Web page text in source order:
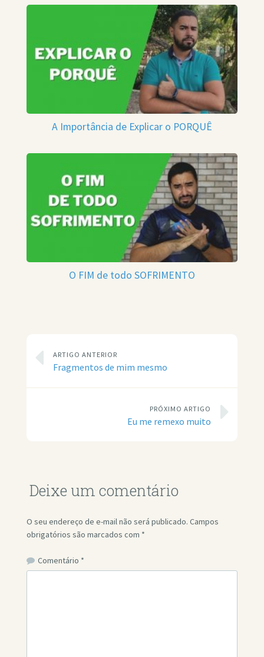
A Importância de Explicar o PORQUÊ
O FIM de todo SOFRIMENTO
ARTIGO ANTERIOR
Fragmentos de mim mesmo
PRÓXIMO ARTIGO
Eu me remexo muito
Deixe um comentário
O seu endereço de e-mail não será publicado. Campos
obrigatórios são marcados com *
Comentário *